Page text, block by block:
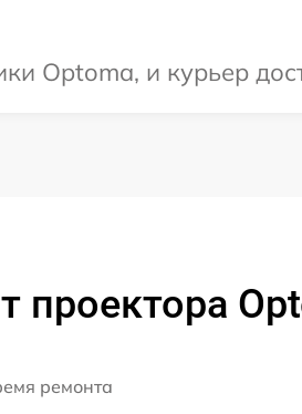
Optoma, и курьер
проектора
ремонта